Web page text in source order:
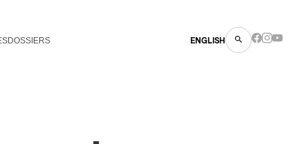
DOSSIERS ENGLISH